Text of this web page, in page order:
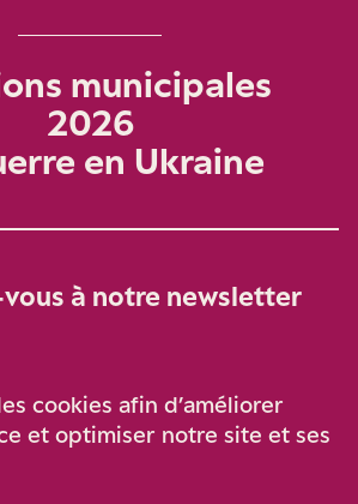
municipales
2026
en Ukraine
à notre newsletter
cookies afin d’améliorer
et optimiser notre site et ses